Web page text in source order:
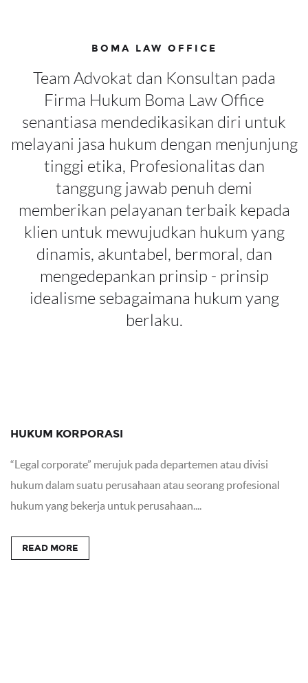
BOMA LAW OFFICE
Team Advokat dan Konsultan pada
Firma Hukum Boma Law Office
senantiasa mendedikasikan diri untuk
melayani jasa hukum dengan menjunjung
tinggi etika, Profesionalitas dan
tanggung jawab penuh demi
memberikan pelayanan terbaik kepada
klien untuk mewujudkan hukum yang
dinamis, akuntabel, bermoral, dan
mengedepankan prinsip - prinsip
idealisme sebagaimana hukum yang
berlaku.
HUKUM KORPORASI
“Legal corporate” merujuk pada departemen atau divisi
hukum dalam suatu perusahaan atau seorang profesional
hukum yang bekerja untuk perusahaan....
READ MORE